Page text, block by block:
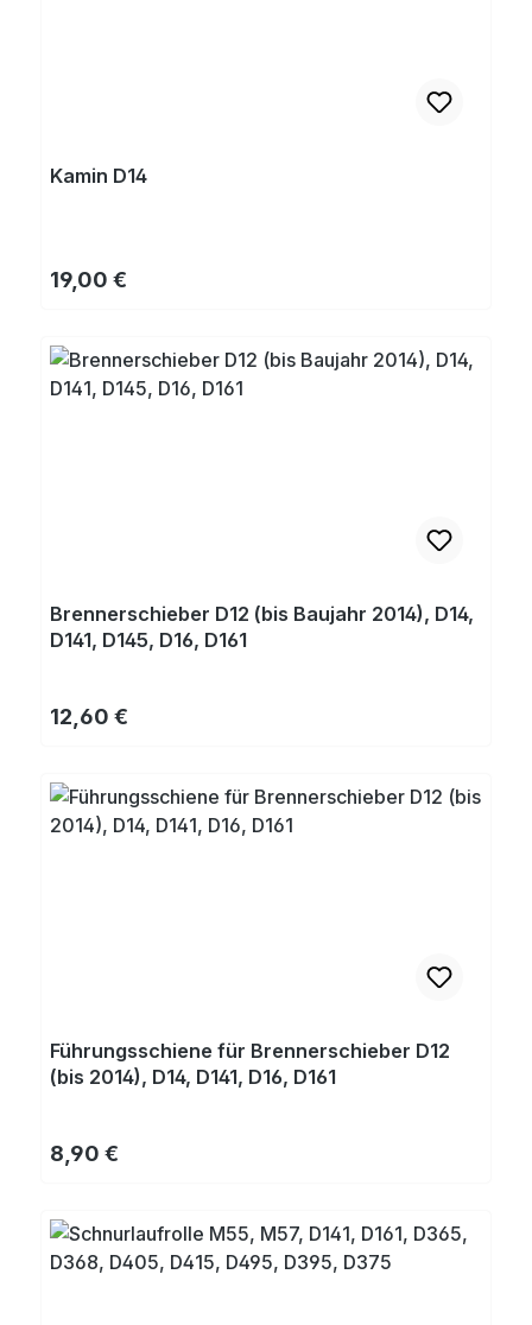
Kamin D14
Regulärer Preis:
19,00 €
Brennerschieber D12 (bis Baujahr 2014), D14,
D141, D145, D16, D161
Regulärer Preis:
12,60 €
Führungsschiene für Brennerschieber D12
(bis 2014), D14, D141, D16, D161
Regulärer Preis:
8,90 €